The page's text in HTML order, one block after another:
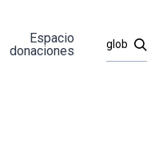
Espacio
donaciones